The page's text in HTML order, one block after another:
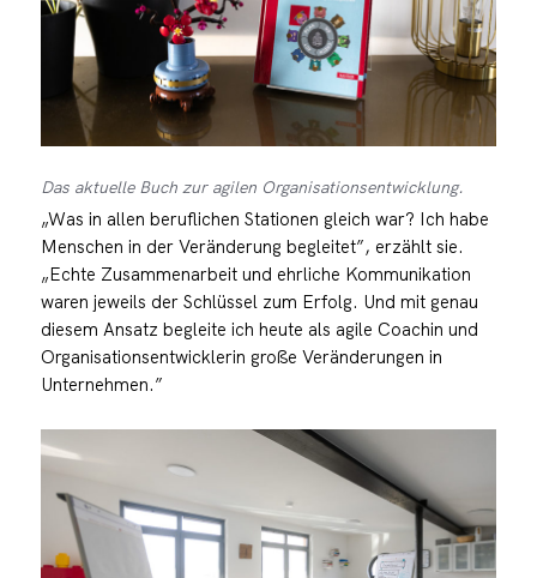
Das aktuelle Buch zur agilen Organisationsentwicklung.
„Was in allen beruflichen Stationen gleich war? Ich habe
Menschen in der Veränderung begleitet”, erzählt sie.
„Echte Zusammenarbeit und ehrliche Kommunikation
waren jeweils der Schlüssel zum Erfolg. Und mit genau
diesem Ansatz begleite ich heute als agile Coachin und
Organisationsentwicklerin große Veränderungen in
Unternehmen.”